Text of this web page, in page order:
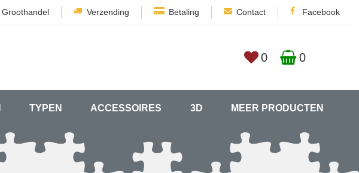
Groothandel Verzending Betaling Contact Facebook
0 0
TYPEN ACCESSOIRES 3D MEER PRODUCTEN